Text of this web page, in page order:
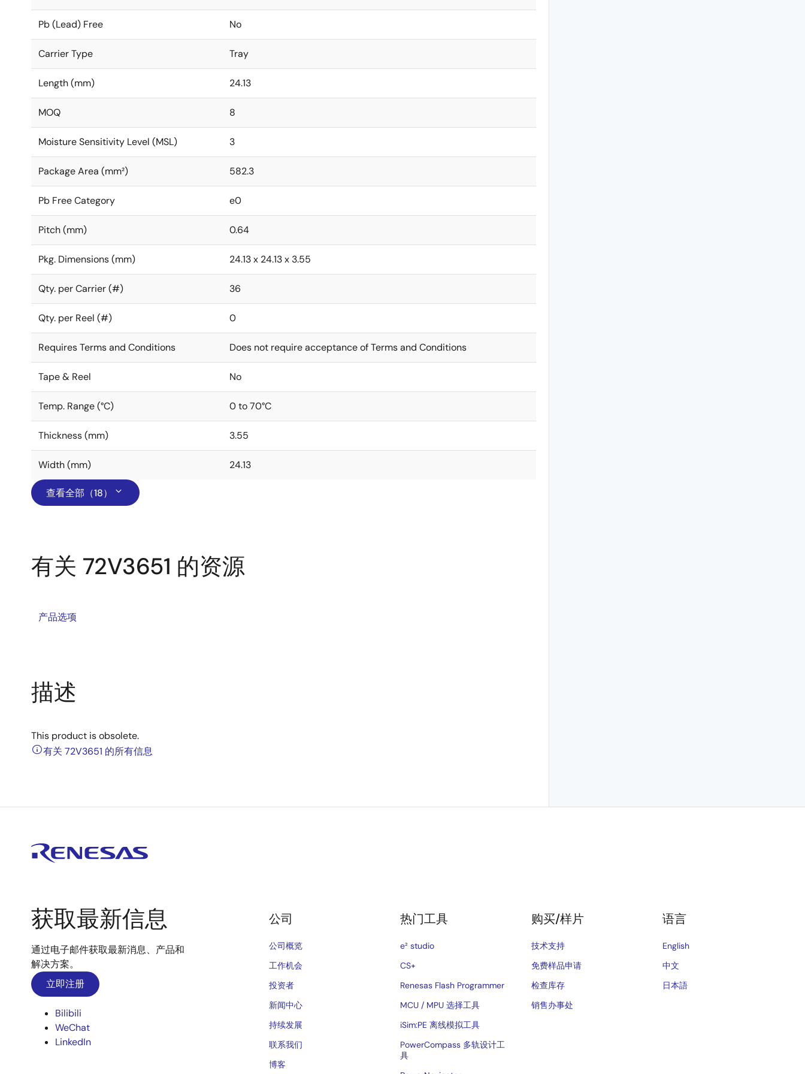
Pb (Lead) Free No
Carrier Type Tray
Length (mm) 24.13
MOQ 8
Moisture Sensitivity Level (MSL) 3
Package Area (mm²) 582.3
Pb Free Category e0
Pitch (mm) 0.64
Pkg. Dimensions (mm) 24.13 x 24.13 x 3.55
Qty. per Carrier (#) 36
Qty. per Reel (#) 0
Requires Terms and Conditions Does not require acceptance of Terms and Conditions
Tape & Reel No
Temp. Range (°C) 0 to 70°C
Thickness (mm) 3.55
Width (mm) 24.13
查看全部（18）
有关 72V3651 的资源
产品选项
描述
This product is obsolete.
有关 72V3651 的所有信息
获取最新信息
通过电子邮件获取最新消息、产品和
解决方案。
立即注册
Bilibili
WeChat
LinkedIn
公司
公司概览
工作机会
投资者
新闻中心
持续发展
联系我们
博客
热门工具
e² studio
CS+
Renesas Flash Programmer
MCU / MPU 选择工具
iSim:PE 离线模拟工具
PowerCompass 多轨设计工
具
购买/样片
技术支持
免费样品申请
检查库存
销售办事处
语言
English
中文
日本語